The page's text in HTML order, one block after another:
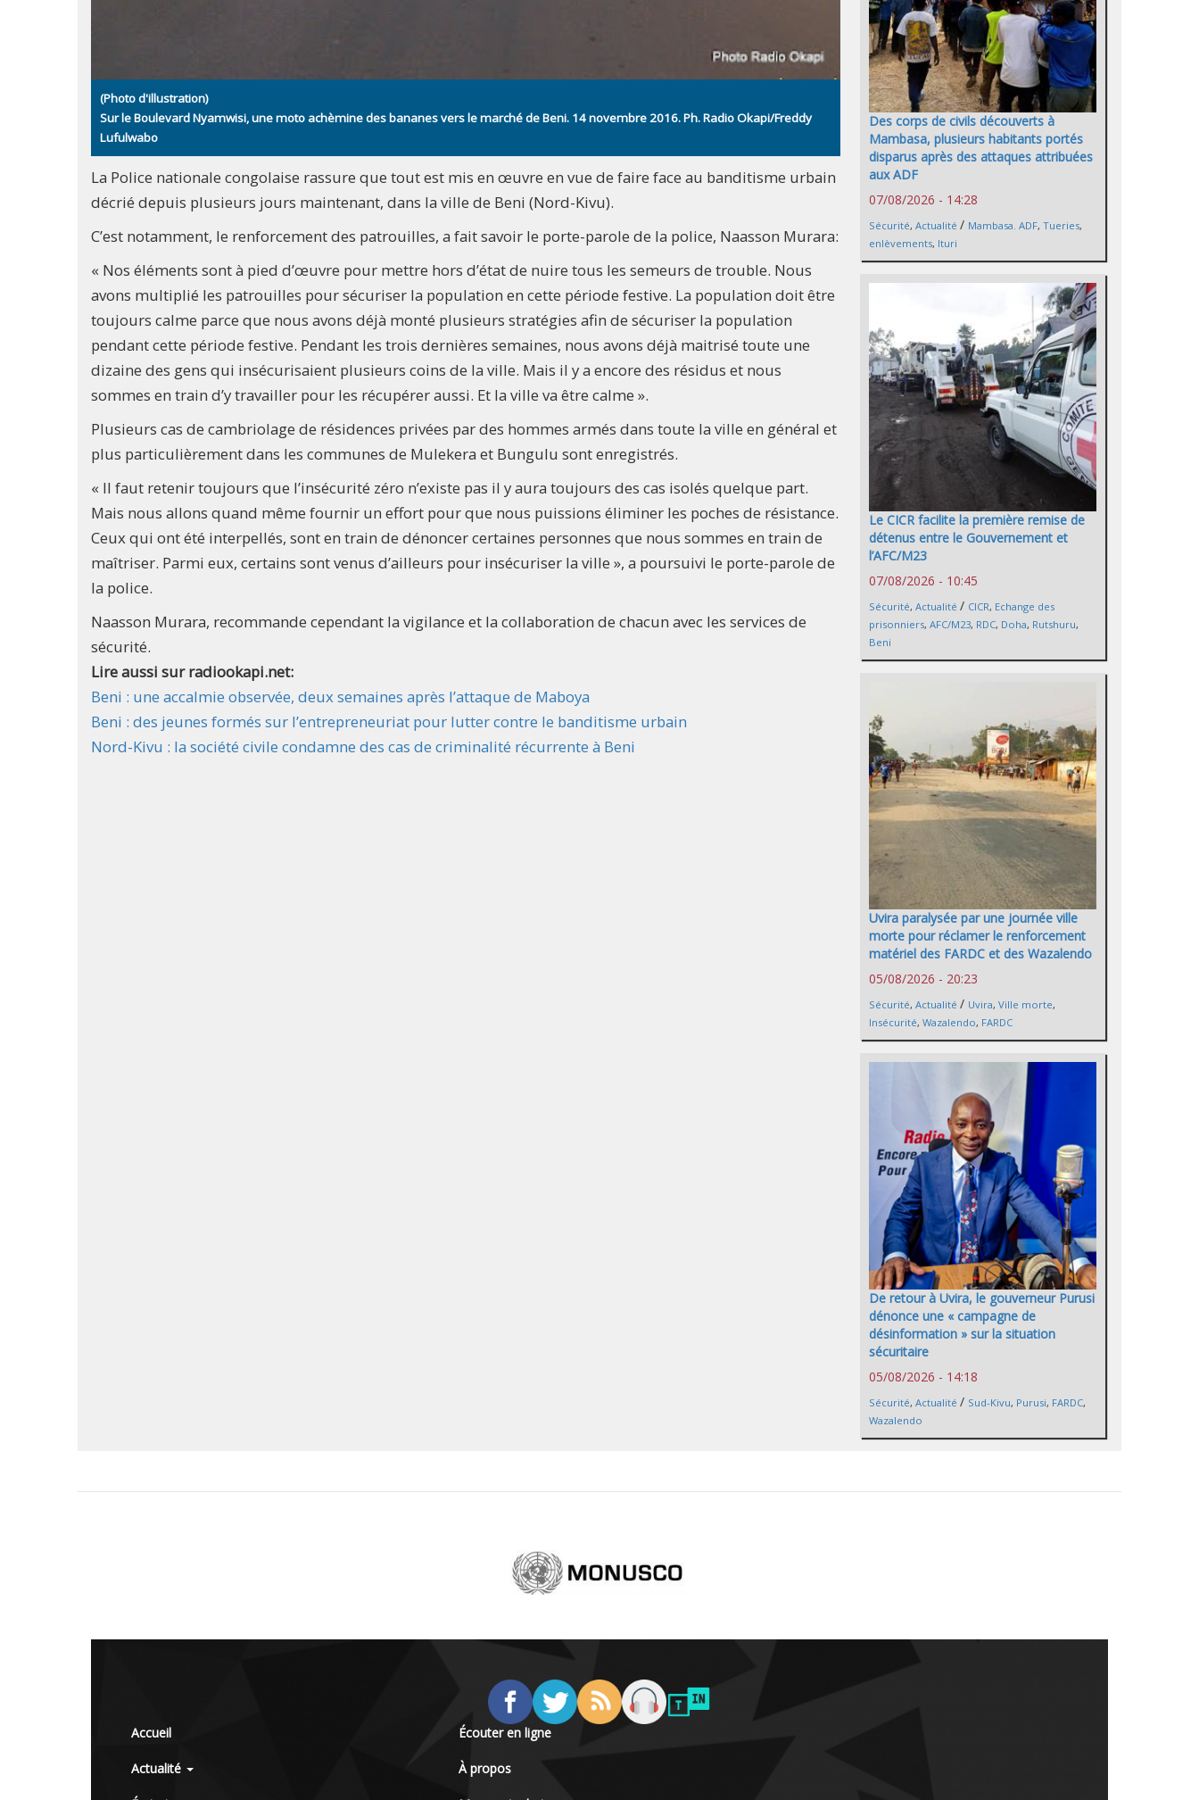
(Photo d'illustration)
Sur le Boulevard Nyamwisi, une moto achèmine des bananes vers le marché de Beni. 14 novembre 2016. Ph. Radio Okapi/Freddy
Lufulwabo
La Police nationale congolaise rassure que tout est mis en œuvre en vue de faire face au banditisme urbain
décrié depuis plusieurs jours maintenant, dans la ville de Beni (Nord-Kivu).
C’est notamment, le renforcement des patrouilles, a fait savoir le porte-parole de la police, Naasson Murara:
« Nos éléments sont à pied d’œuvre pour mettre hors d’état de nuire tous les semeurs de trouble. Nous
avons multiplié les patrouilles pour sécuriser la population en cette période festive. La population doit être
toujours calme parce que nous avons déjà monté plusieurs stratégies afin de sécuriser la population
pendant cette période festive. Pendant les trois dernières semaines, nous avons déjà maitrisé toute une
dizaine des gens qui insécurisaient plusieurs coins de la ville. Mais il y a encore des résidus et nous
sommes en train d’y travailler pour les récupérer aussi. Et la ville va être calme ».
Plusieurs cas de cambriolage de résidences privées par des hommes armés dans toute la ville en général et
plus particulièrement dans les communes de Mulekera et Bungulu sont enregistrés.
« Il faut retenir toujours que l’insécurité zéro n’existe pas il y aura toujours des cas isolés quelque part.
Mais nous allons quand même fournir un effort pour que nous puissions éliminer les poches de résistance.
Ceux qui ont été interpellés, sont en train de dénoncer certaines personnes que nous sommes en train de
maîtriser. Parmi eux, certains sont venus d’ailleurs pour insécuriser la ville », a poursuivi le porte-parole de
la police.
Naasson Murara, recommande cependant la vigilance et la collaboration de chacun avec les services de
sécurité.
Lire aussi sur radiookapi.net:
Beni : une accalmie observée, deux semaines après l’attaque de Maboya
Beni : des jeunes formés sur l’entrepreneuriat pour lutter contre le banditisme urbain
Nord-Kivu : la société civile condamne des cas de criminalité récurrente à Beni
Des corps de civils découverts à
Mambasa, plusieurs habitants portés
disparus après des attaques attribuées
aux ADF
07/08/2026 - 14:28
Sécurité, Actualité / Mambasa. ADF, Tueries,
enlèvements, Ituri
Le CICR facilite la première remise de
détenus entre le Gouvernement et
l’AFC/M23
07/08/2026 - 10:45
Sécurité, Actualité / CICR, Echange des
prisonniers, AFC/M23, RDC, Doha, Rutshuru,
Beni
Uvira paralysée par une journée ville
morte pour réclamer le renforcement
matériel des FARDC et des Wazalendo
05/08/2026 - 20:23
Sécurité, Actualité / Uvira, Ville morte,
Insécurité, Wazalendo, FARDC
De retour à Uvira, le gouverneur Purusi
dénonce une « campagne de
désinformation » sur la situation
sécuritaire
05/08/2026 - 14:18
Sécurité, Actualité / Sud-Kivu, Purusi, FARDC,
Wazalendo
Accueil
Actualité
Écouter en ligne
À propos